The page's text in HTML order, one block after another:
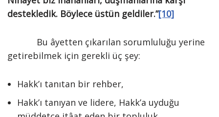
destekledik. Böylece üstün geldiler.”[10]
Bu âyetten çıkarılan sorumluluğu yerine
getirebilmek için gerekli üç şey:
Hakk’ı tanıtan bir rehber,
Hakk’ı tanıyan ve lidere, Hakk’a uyduğu